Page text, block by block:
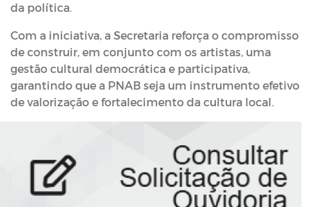
da política.
Com a iniciativa, a Secretaria reforça o compromisso
de construir, em conjunto com os artistas, uma
gestão cultural democrática e participativa,
garantindo que a PNAB seja um instrumento efetivo
de valorização e fortalecimento da cultura local.